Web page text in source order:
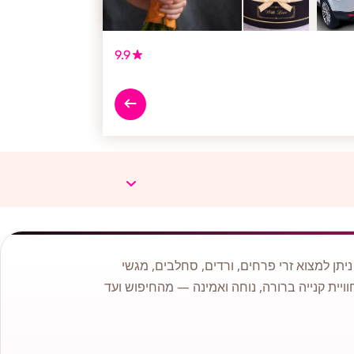
9.9
למצוא זרי פרחים, ורדים, סחלבים, מגשי
קנייה ברורה, נוחה ואמינה — מהחיפוש ועד